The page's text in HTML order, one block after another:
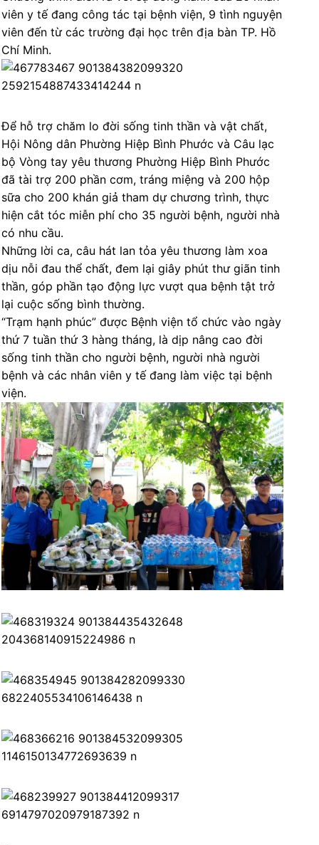
viên y tế đang công tác tại bệnh viện, 9 tình nguyện
viên đến từ các trường đại học trên địa bàn TP. Hồ
Chí Minh.
Để hỗ trợ chăm lo đời sống tinh thần và vật chất,
Hội Nông dân Phường Hiệp Bình Phước và Câu lạc
bộ Vòng tay yêu thương Phường Hiệp Bình Phước
đã tài trợ 200 phần cơm, tráng miệng và 200 hộp
sữa cho 200 khán giả tham dự chương trình, thực
hiện cắt tóc miễn phí cho 35 người bệnh, người nhà
có nhu cầu.
Những lời ca, câu hát lan tỏa yêu thương làm xoa
dịu nỗi đau thể chất, đem lại giây phút thư giãn tinh
thần, góp phần tạo động lực vượt qua bệnh tật trở
lại cuộc sống bình thường.
“Trạm hạnh phúc” được Bệnh viện tổ chức vào ngày
thứ 7 tuần thứ 3 hàng tháng, là dịp nâng cao đời
sống tinh thần cho người bệnh, người nhà người
bệnh và các nhân viên y tế đang làm việc tại bệnh
viện.